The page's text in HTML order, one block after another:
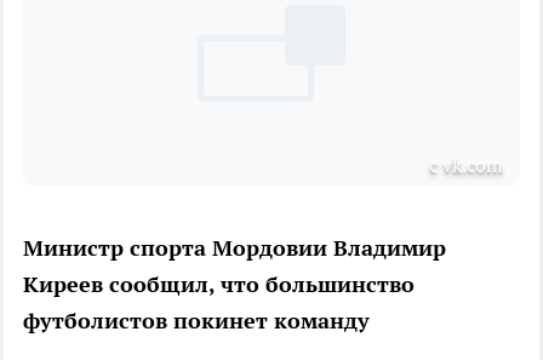
с vk.com
Министр спорта Мордовии Владимир
Киреев сообщил, что большинство
футболистов покинет команду